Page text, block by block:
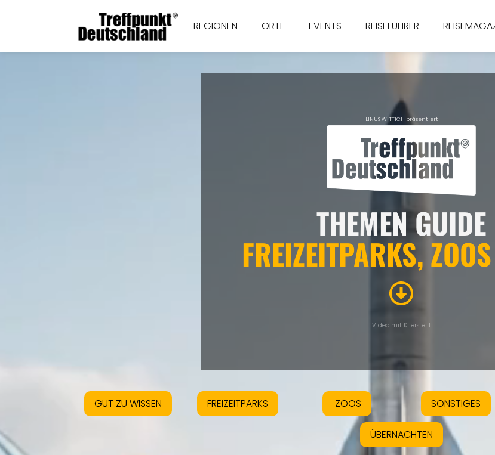
REGIONEN ORTE EVENTS REISEFÜHRER
LINUS WITTICH präsentiert
THEMEN GUIDE
FREIZEITPARKS,
Video mit KI erstellt
GUT ZU WISSEN FREIZEITPARKS ZOOS SONSTIGES
ÜBERNACHTEN